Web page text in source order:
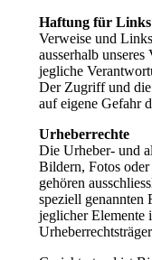
Haftung für Links
Verweise und
ausserhalb
jegliche
Der Zugriff und die
auf eigene Gefahr
Urheberrechte
Die Urheber- und
Bildern, Fotos oder
gehören
speziell genannten
jeglicher Elemente